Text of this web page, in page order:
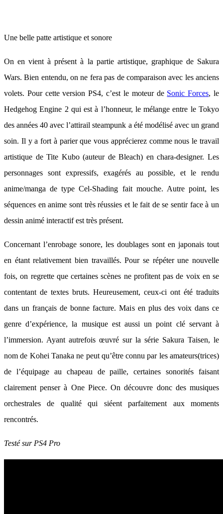
Une belle patte artistique et sonore
On en vient à présent à la partie artistique, graphique de Sakura
Wars. Bien entendu, on ne fera pas de comparaison avec les anciens
volets. Pour cette version PS4, c’est le moteur de Sonic Forces, le
Hedgehog Engine 2 qui est à l’honneur, le mélange entre le Tokyo
des années 40 avec l’attirail steampunk a été modélisé avec un grand
soin. Il y a fort à parier que vous apprécierez comme nous le travail
artistique de Tite Kubo (auteur de Bleach) en chara-designer. Les
personnages sont expressifs, exagérés au possible, et le rendu
anime/manga de type Cel-Shading fait mouche. Autre point, les
séquences en anime sont très réussies et le fait de se sentir face à un
dessin animé interactif est très présent.
Concernant l’enrobage sonore, les doublages sont en japonais tout
en étant relativement bien travaillés. Pour se répéter une nouvelle
fois, on regrette que certaines scènes ne profitent pas de voix en se
contentant de textes bruts. Heureusement, ceux-ci ont été traduits
dans un français de bonne facture. Mais en plus des voix dans ce
genre d’expérience, la musique est aussi un point clé servant à
l’immersion. Ayant autrefois œuvré sur la série Sakura Taisen, le
nom de Kohei Tanaka ne peut qu’être connu par les amateurs(trices)
de l’équipage au chapeau de paille, certaines sonorités faisant
clairement penser à One Piece. On découvre donc des musiques
orchestrales de qualité qui siéent parfaitement aux moments
rencontrés.
Testé sur PS4 Pro